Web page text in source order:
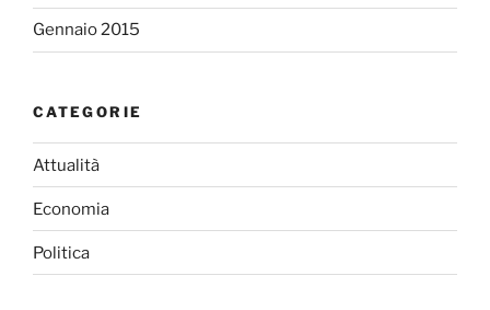
Gennaio 2015
CATEGORIE
Attualità
Economia
Politica